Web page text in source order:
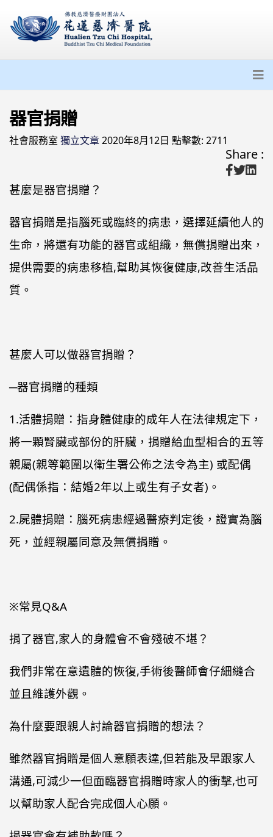
器官捐贈
社會服務室 獨立文章2020年8月12日 點擊數: 2711
Share :
甚麼是器官捐贈？
器官捐贈是指腦死或臨終的病患，選擇延續他人的
生命，將還有功能的器官或組織，無償捐贈出來，
提供需要的病患移植,幫助其恢復健康,改善生活品
質。
甚麼人可以做器官捐贈？
─器官捐贈的種類
1.活體捐贈：指身體健康的成年人在法律規定下，
將一顆腎臟或部份的肝臟，捐贈給血型相合的五等
親屬(親等範圍以衛生署公佈之法令為主) 或配偶
(配偶係指：結婚2年以上或生有子女者)。
2.屍體捐贈：腦死病患經過醫療判定後，證實為腦
死，並經親屬同意及無償捐贈。
※常見Q&A
捐了器官,家人的身體會不會殘破不堪？
我們非常在意遺體的恢復,手術後醫師會仔細縫合
並且維護外觀。
為什麼要跟親人討論器官捐贈的想法？
雖然器官捐贈是個人意願表達,但若能及早跟家人
溝通,可減少一但面臨器官捐贈時家人的衝擊,也可
以幫助家人配合完成個人心願。